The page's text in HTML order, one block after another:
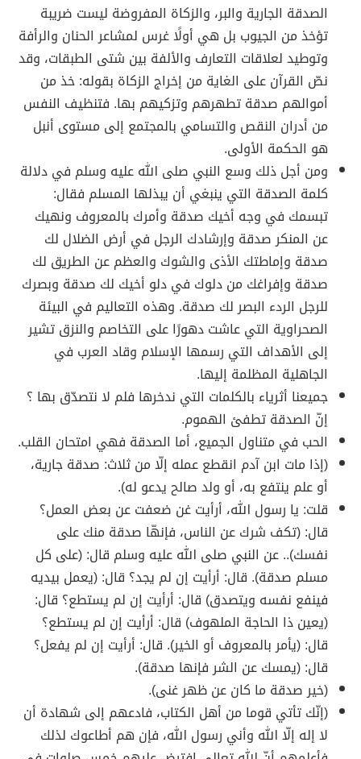
الصدقة الجارية والبر، والزكاة المفروضة ليست ضريبة
تؤخذ من الجيوب بل هي أولًا غرس لمشاعر الحنان والرأفة
وتوطيد لعلاقات التعارف والألفة بين شتى الطبقات، وقد
نصّ القرآن على الغاية من إخراج الزكاة بقوله: خذ من
أموالهم صدقة تطهرهم وتزكيهم بها. فتنظيف النفس
من أدران النقص والتسامي بالمجتمع إلى مستوى أنبل
هو الحكمة الأولى.
ومن أجل ذلك وسع النبي صلى الله عليه وسلم في دلالة
كلمة الصدقة التي ينبغي أن يبذلها المسلم فقال:
تبسمك في وجه أخيك صدقة وأمرك بالمعروف ونهيك
عن المنكر صدقة وإرشادك الرجل في أرض الضلال لك
صدقة وإماطتك الأذى والشوك والعظم عن الطريق لك
صدقة وإفراغك من دلوك في دلو أخيك لك صدقة وبصرك
للرجل الردء البصر لك صدقة. وهذه التعاليم في البيئة
الصحراوية التي عاشت دهورًا على التخاصم والنزق تشير
إلى الأهداف التي رسمها الإسلام وقاد العرب في
الجاهلية المظلمة إليها.
جميعنا أثرياء بالكلمات التي ندخرها فلم لا نتصدّق بها ؟
إنّ الصدقة تطفئ الهموم.
الحب في متناول الجميع، أما الصدقة فهي امتحان القلب.
(إذا مات ابن آدم انقطع عمله إلّا من ثلاث: صدقة جارية،
أو علم ينتفع به، أو ولد صالح يدعو له).
قلت: يا رسول الله، أرأيت غن ضعفت عن بعض العمل؟
قال: (تكف شرك عن الناس، فإنهّا صدقة منك على
نفسك).. عن النبي صلى الله عليه وسلم قال: (على كل
مسلم صدقة). قال: أرأيت إن لم يجد؟ قال: (يعمل بيديه
فينفع نفسه ويتصدق) قال: أرأيت إن لم يستطع؟ قال:
(يعين ذا الحاجة الملهوف) قال: أرأيت إن لم يستطع؟
قال: (يأمر بالمعروف أو الخير). قال: أرأيت إن لم يفعل؟
قال: (يمسك عن الشر فإنها صدقة).
(خير صدقة ما كان عن ظهر غنى).
(إنّك تأتي قوما من أهل الكتاب، فادعهم إلى شهادة أن
لا إله إلّا الله وأني رسول الله، فإن هم أطاعوك لذلك